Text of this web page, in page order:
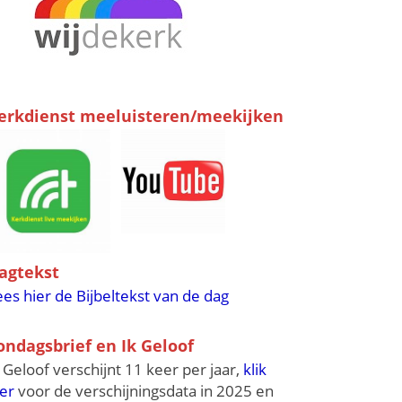
meeluisteren/meekijken
hier de Bijbeltekst van de dag
en Ik Geloof
Geloof verschijnt 11 keer per jaar, klik
voor de verschijningsdata in 2025 en